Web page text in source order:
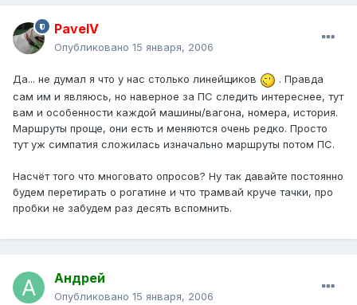
PavelV
Опубликовано 15 января, 2006
Да... не думал я что у нас столько линейщиков
. Правда
сам им и являюсь, но наверное за ПС следить интереснее, тут
вам и особенности каждой машины/вагона, номера, история.
Маршруты проще, они есть и меняются очень редко. Просто
тут уж симпатия сложилась изначально маршруты потом ПС.
Насчёт того что многовато опросов? Ну так давайте постоянно
будем перетирать о рогатине и что трамвай круче тачки, про
пробки не забудем раз десять вспомнить.
Андрей
Опубликовано 15 января, 2006